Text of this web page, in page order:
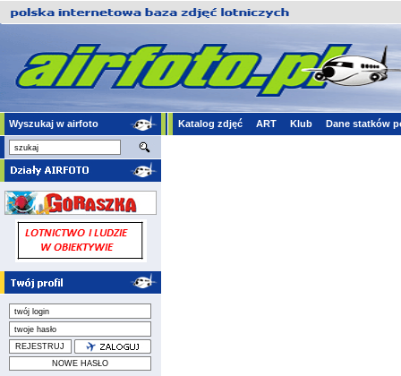
Wyszukaj w airfoto Katalog zdjęć ART Klub Dane statków